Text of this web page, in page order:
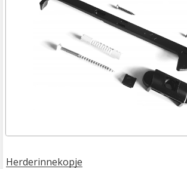
Herderinnekopje